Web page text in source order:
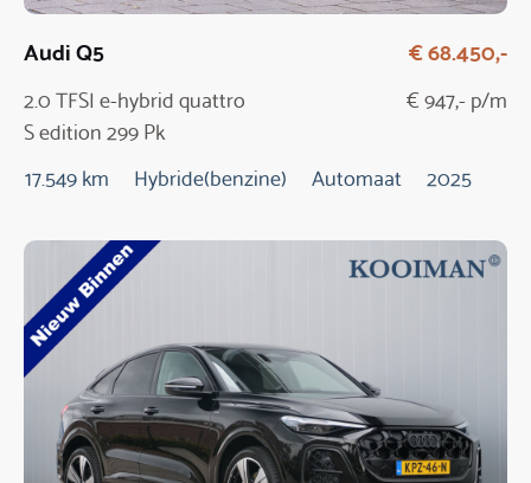
Audi Q5
2.0 TFSI e-hybrid quattro
S edition 299 Pk
Automaat / NIEUW
MODEL
€ 68.450,-
€ 947,- p/m
17.549 km Hybride(benzine) Automaat 2025